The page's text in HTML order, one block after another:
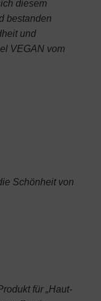
diesem
bestanden
und
VEGAN vom
Schönheit von
für „Haut-